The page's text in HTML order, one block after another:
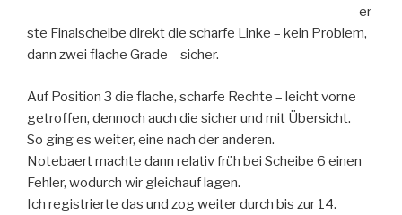
er
ste Finalscheibe direkt die scharfe Linke – kein Problem,
dann zwei flache Grade – sicher.
Auf Position 3 die flache, scharfe Rechte – leicht vorne
getroffen, dennoch auch die sicher und mit Übersicht.
So ging es weiter, eine nach der anderen.
Notebaert machte dann relativ früh bei Scheibe 6 einen
Fehler, wodurch wir gleichauf lagen.
Ich registrierte das und zog weiter durch bis zur 14.